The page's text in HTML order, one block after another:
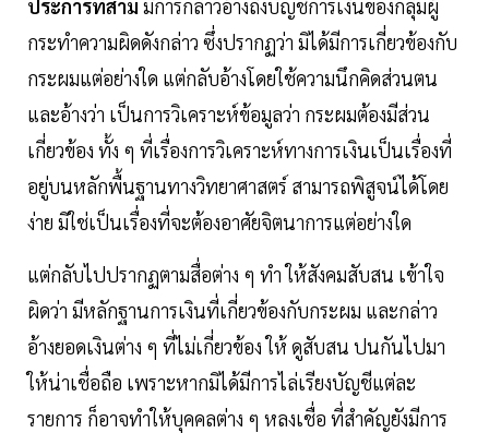
ประการที่สาม มีการกล่าวอ้างถึงบัญชีการเงินของกลุ่มผู้
กระทําความผิดดังกล่าว ซึ่งปรากฏว่า มิได้มีการเกี่ยวข้องกับ
กระผมแต่อย่างใด แต่กลับอ้างโดยใช้ความนึกคิดส่วนตน
และอ้างว่า เป็นการวิเคราะห์ข้อมูลว่า กระผมต้องมีส่วน
เกี่ยวข้อง ทั้ง ๆ ที่เรื่องการวิเคราะห์ทางการเงินเป็นเรื่องที่
อยู่บนหลักพื้นฐานทางวิทยาศาสตร์ สามารถพิสูจน์ได้โดย
ง่าย มิใช่เป็นเรื่องที่จะต้องอาศัยจิตนาการแต่อย่างใด
แต่กลับไปปรากฏตามสื่อต่าง ๆ ทํา ให้สังคมสับสน เข้าใจ
ผิดว่า มีหลักฐานการเงินที่เกี่ยวข้องกับกระผม และกล่าว
อ้างยอดเงินต่าง ๆ ที่ไม่เกี่ยวข้อง ให้ ดูสับสน ปนกันไปมา
ให้น่าเชื่อถือ เพราะหากมิได้มีการไล่เรียงบัญชีแต่ละ
รายการ ก็อาจทําให้บุคคลต่าง ๆ หลงเชื่อ ที่สําคัญยังมีการ